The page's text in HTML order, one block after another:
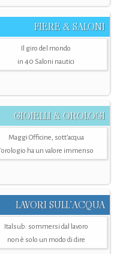
FIERE & SALONI
Il giro del mondo
in 40 Saloni nautici
GIOIELLI & OROLOGI
Maggi Officine, sott’acqua
l'orologio ha un valore immenso
LAVORI SULL’ACQUA
Italsub: sommersi dal lavoro
non è solo un modo di dire